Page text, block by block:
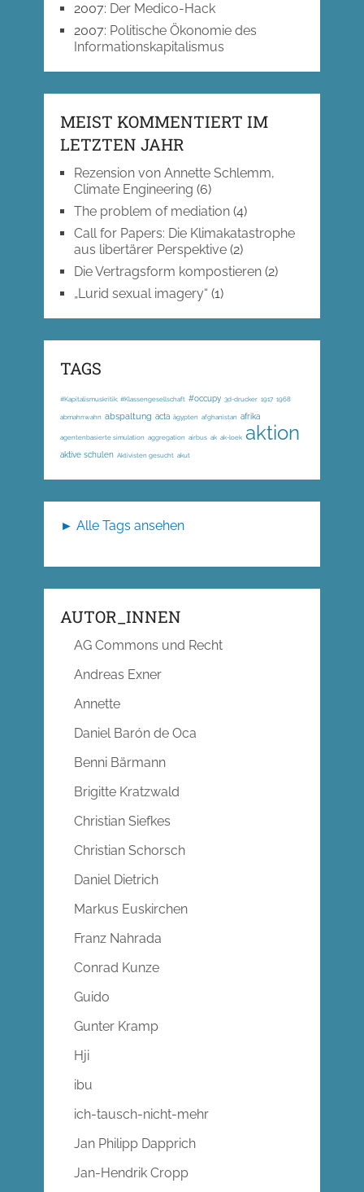
2007: Der Medico-Hack
2007: Politische Ökonomie des
Informationskapitalismus
MEIST KOMMENTIERT IM
LETZTEN JAHR
Rezension von Annette Schlemm,
Climate Engineering (6)
The problem of mediation(4)
Call for Papers: Die Klimakatastrophe
aus libertärer Perspektive(2)
Die Vertragsform kompostieren(2)
„Lurid sexual imagery“ (1)
TAGS
#Kapitalismuskritik; #Klassengesellschaft #occupy 3d-drucker 1917 1968
abmahnwahn abspaltung acta ägypten afghanistan afrika
agentenbasierte simulation aggregation airbus ak ak-loek aktion
aktive schulen Aktivisten gesucht akut
► Alle Tags ansehen
AUTOR_INNEN
AG Commons und Recht
Andreas Exner
Annette
Daniel Barón de Oca
Benni Bärmann
Brigitte Kratzwald
Christian Siefkes
Christian Schorsch
Daniel Dietrich
Markus Euskirchen
Franz Nahrada
Conrad Kunze
Guido
Gunter Kramp
Hji
ibu
ich-tausch-nicht-mehr
Jan Philipp Dapprich
Jan-Hendrik Cropp